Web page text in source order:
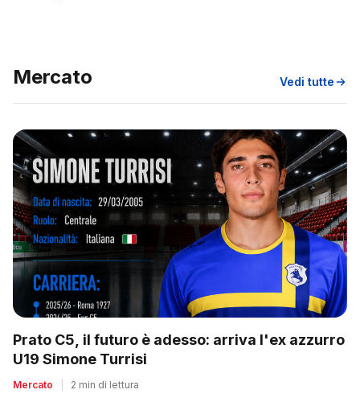
Mercato Vedi tutte
Prato C5, il futuro è adesso: arriva l'ex azzurro
U19 Simone Turrisi
Mercato 2 min di lettura